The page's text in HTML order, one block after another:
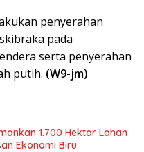
penyerahan
pada
serta penyerahan
putih. (W9-jm)
1.700 Hektar Lahan
Ekonomi Biru